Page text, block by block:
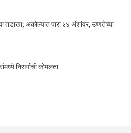
तडाखा; अकोल्यात पारा ४४ अंशांवर, उष्णतेच्या
निसर्गाची कोमलता